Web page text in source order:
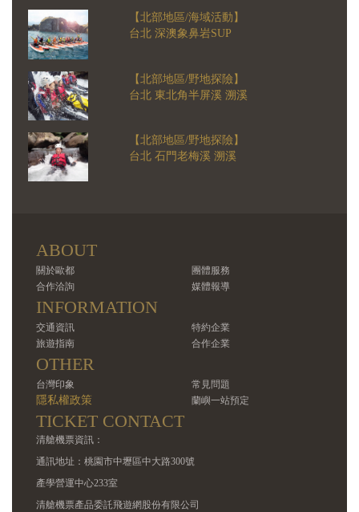
【北部地區/海域活動】
台北 深澳象鼻岩SUP
【北部地區/野地探險】
台北 東北角半屏溪 溯溪
【北部地區/野地探險】
台北 石門老梅溪 溯溪
ABOUT
關於歐都
團體服務
合作洽詢
媒體報導
INFORMATION
交通資訊
特約企業
旅遊指南
合作企業
OTHER
台灣印象 常見問題
隱私權政策 蘭嶼一站預定
TICKET CONTACT
清艙機票資訊：
通訊地址：桃園市中壢區中大路300號
產學營運中心233室
清艙機票產品委託飛遊網股份有限公司